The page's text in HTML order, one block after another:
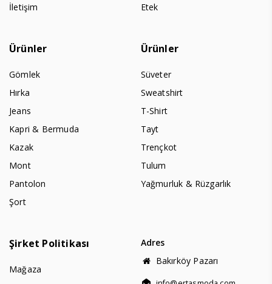
İletişim
Etek
Ürünler
Gömlek
Hırka
Jeans
Kapri & Bermuda
Kazak
Mont
Pantolon
Şort
Ürünler
Süveter
Sweatshirt
T-Shirt
Tayt
Trençkot
Tulum
Yağmurluk & Rüzgarlık
Şirket Politikası
Mağaza
Adres
Bakırköy Pazarı